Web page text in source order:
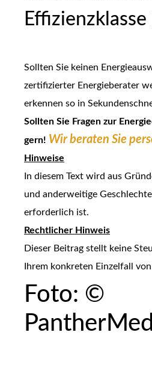
Sollten Sie keinen
zertifizierter Energieberater
erkennen so in
Sollten Sie Fragen zur
gern! Wir beraten Sie
Hinweise
In diesem Text wird aus
und anderweitige
erforderlich ist.
Rechtlicher Hinweis
Dieser Beitrag stellt keine
Ihrem konkreten Einzelfall
Foto: ©